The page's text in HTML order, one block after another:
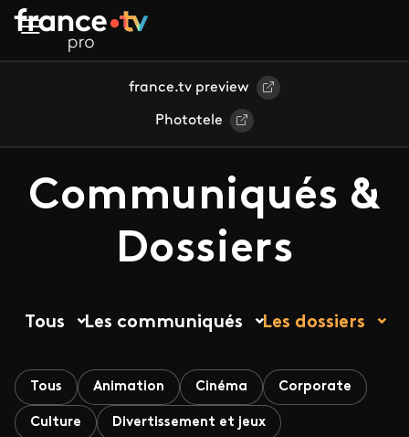
Aller au contenu principal
france.tv preview
Phototele
Communiqués &
Dossiers
Tous Les communiqués Les dossiers
Tous Animation Cinéma Corporate
Culture Divertissement et jeux